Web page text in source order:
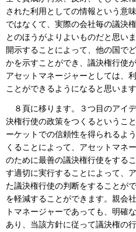
された利用としての情報という意
ではなくて、実際の会社毎の議決
とのほうがよりよいものだと思い
開示することによって、他の国で
かを示すことができ、議決権行使
アセットマネージャーとしては、
ことができるようになると思います
８頁に移ります。３つ目のアイ
決権行使の政策をつくるというこ
ーケットでの信頼性を得られるよ
くることによって、アセットマネ
のために最善の議決権行使をする
す適切に実行することによって、
た議決権行使の判断をすることが
を軽減することができます。親会
トマネージャーであっても、明確
あり、当該方針に従って議決権の